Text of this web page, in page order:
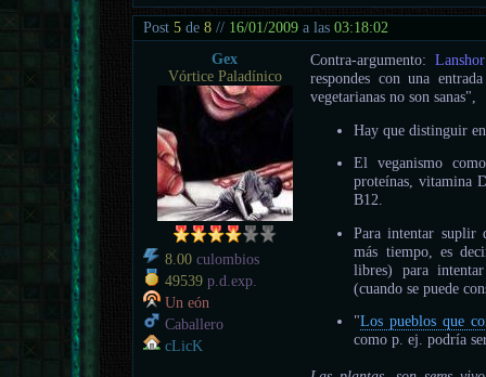
Post5 de8 // 16/01/2009 a las03:18:02
Gex
Vórtice Paladínico
8.00 culombios
49539 p.d.exp.
Un eón
Caballero
cLicK
Contra-argumento:Lanshor
respondes con una
vegetarianas no son sanas",
Hay que distinguir
El veganismo
proteínas, vitamina
B12.
Para intentar
más tiempo, es
libres) para
(cuando se puede
"Los pueblos que
como p. ej. podría